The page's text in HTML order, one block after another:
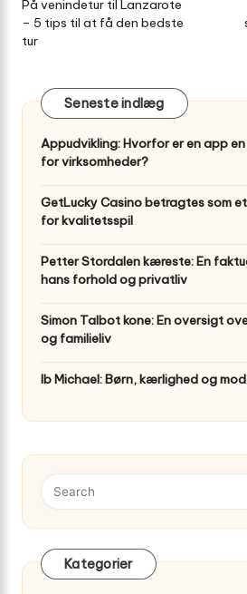
navigation
På venindetur til Lanzarote
– 5 tips til at få den bedste
tur
Seneste indlæg
Appudvikling: Hvorfor er en app
for virksomheder?
GetLucky Casino betragtes som
for kvalitetsspil
Petter Stordalen kæreste: En
hans forhold og privatliv
Simon Talbot kone: En oversigt
og familieliv
Ib Michael: Børn, kærlighed og
Kategorier